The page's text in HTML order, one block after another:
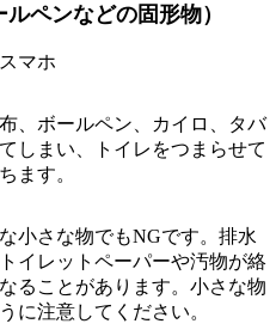
ペンなどの固形物）
、ボールペン、カイロ、タバ
しまい、トイレをつまらせて
ます。
小さな物でもNGです。排水
イレットペーパーや汚物が絡
ることがあります。小さな物
に注意してください。